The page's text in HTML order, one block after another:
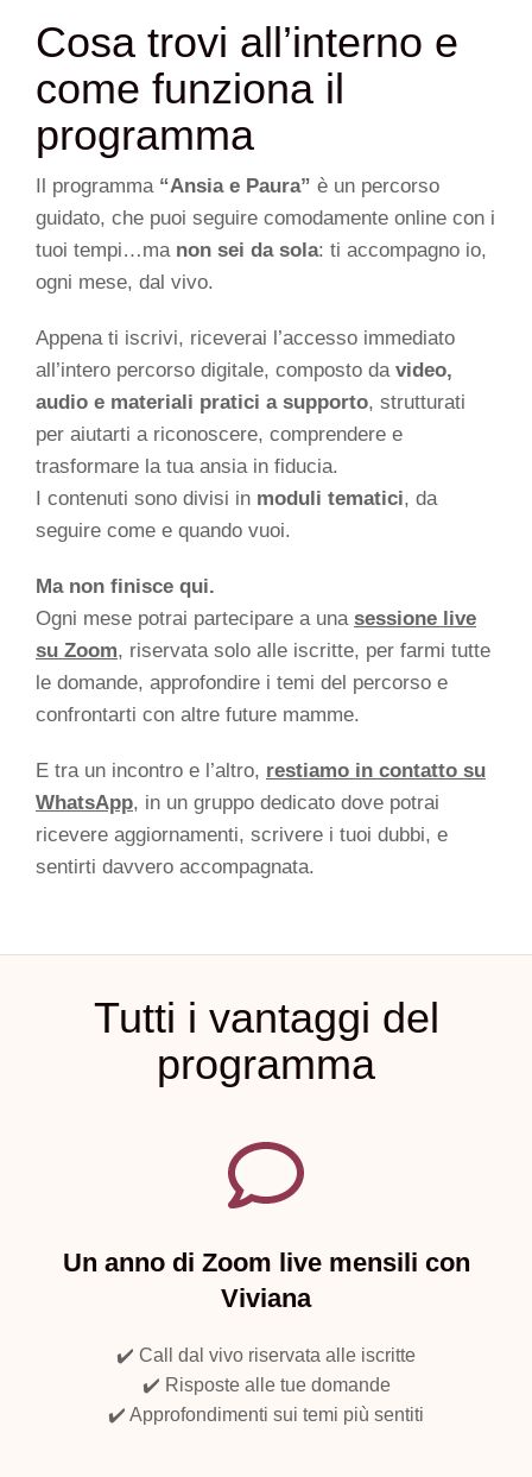
Cosa trovi all’interno e
come funziona il
programma
Il programma “Ansia e Paura” è un percorso
guidato, che puoi seguire comodamente online con i
tuoi tempi…ma non sei da sola: ti accompagno io,
ogni mese, dal vivo.
Appena ti iscrivi, riceverai l’accesso immediato
all’intero percorso digitale, composto da video,
audio e materiali pratici a supporto, strutturati
per aiutarti a riconoscere, comprendere e
trasformare la tua ansia in fiducia.
I contenuti sono divisi in moduli tematici, da
seguire come e quando vuoi.
Ma non finisce qui.
Ogni mese potrai partecipare a una sessione live
su Zoom, riservata solo alle iscritte, per farmi tutte
le domande, approfondire i temi del percorso e
confrontarti con altre future mamme.
E tra un incontro e l’altro, restiamo in contatto su
WhatsApp, in un gruppo dedicato dove potrai
ricevere aggiornamenti, scrivere i tuoi dubbi, e
sentirti davvero accompagnata.
Tutti i vantaggi del
programma
Un anno di Zoom live mensili con
Viviana
✔️ Call dal vivo riservata alle iscritte
✔️ Risposte alle tue domande
✔️ Approfondimenti sui temi più sentiti